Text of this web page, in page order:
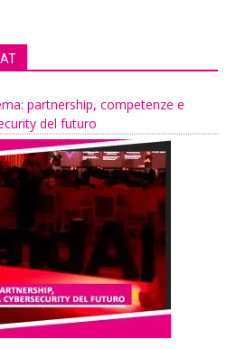
partnership, competenze e
del futuro